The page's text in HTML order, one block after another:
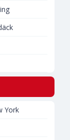
York